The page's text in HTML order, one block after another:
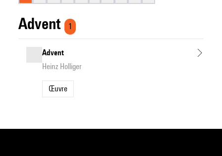
Advent 1
Advent
Heinz Holliger
Œuvre